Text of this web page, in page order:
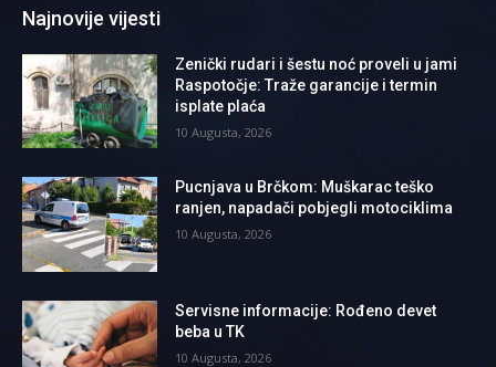
Najnovije vijesti
Zenički rudari i šestu noć proveli u jami
Raspotočje: Traže garancije i termin
isplate plaća
10 Augusta, 2026
Pucnjava u Brčkom: Muškarac teško
ranjen, napadači pobjegli motociklima
10 Augusta, 2026
Servisne informacije: Rođeno devet
beba u TK
10 Augusta, 2026